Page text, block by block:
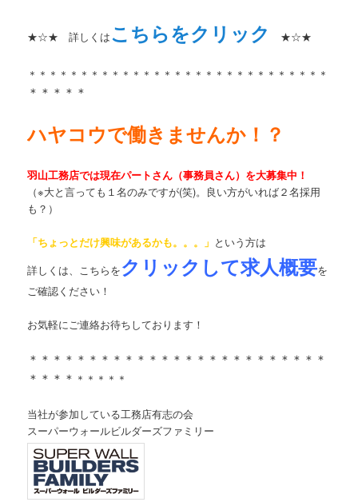
★☆★ 詳しくはこちらをクリック ★☆★
＊＊＊＊＊＊＊＊＊＊＊＊＊＊＊＊＊＊＊＊＊＊＊＊＊＊＊＊＊
＊＊＊＊＊
ハヤコウで働きませんか！？
羽山工務店では現在パートさん（事務員さん）を大募集中！
（※大と言っても１名のみですが(笑)。良い方がいれば２名採用
も？）
「ちょっとだけ興味があるかも。。。」 という方は
詳しくは、こちらをクリックして求人概要を
ご確認ください！
お気軽にご連絡お待ちしております！
＊＊＊＊＊＊＊＊＊＊＊＊＊＊＊＊＊＊＊＊＊＊＊＊＊
＊＊＊＊ ＊＊＊＊＊
当社が参加している工務店有志の会
スーパーウォールビルダーズファミリー